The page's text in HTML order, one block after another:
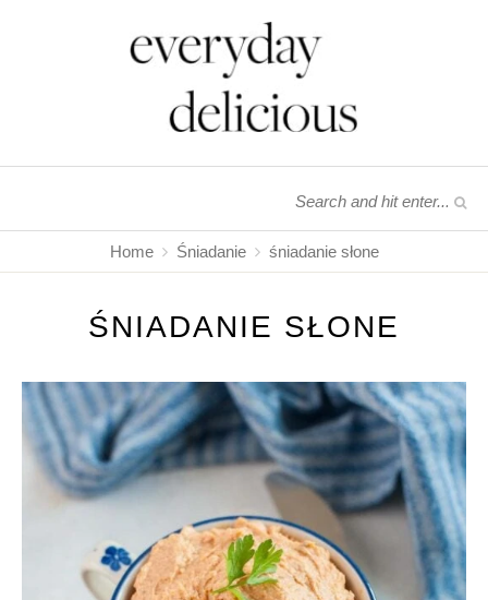
Home Śniadanie śniadanie słone
ŚNIADANIE SŁONE